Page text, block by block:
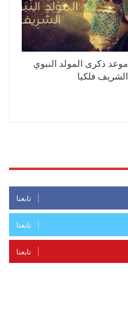
موعد ذكرى المولد النبوي
الشريف فلكيا
تابعنا
تابعنا
تابعنا